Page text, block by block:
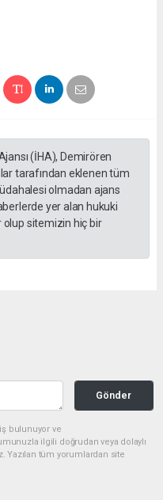
(İHA), Demirören
tarafından eklenen tüm
olmadan ajans
yer alan hukuki
sitemizin hiç bir
Gönder
bulunuyor ve
ilgili doğrudan veya dolaylı
Yazılan tüm yorumlardan site